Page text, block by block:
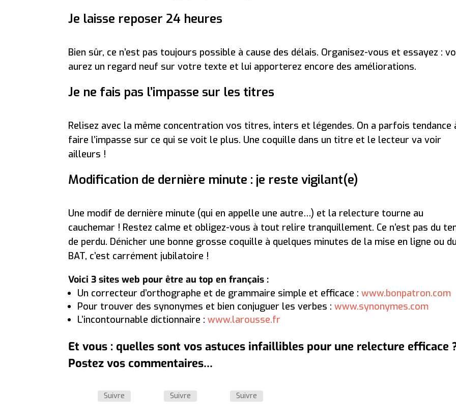
Je laisse reposer 24 heures
Bien sûr, ce n’est pas toujours possible à cause des délais. Organisez-vous et essayez :
aurez un regard neuf sur votre texte et lui apporterez encore des améliorations.
Je ne fais pas l’impasse sur les titres
Relisez avec la même concentration vos titres, inters et légendes. On a parfois tendance
faire l’impasse sur ce qui se voit le plus. Une coquille dans un titre et le lecteur va voir
ailleurs !
Modification de dernière minute : je reste vigilant(e)
Une modif de dernière minute (qui en appelle une autre…) et la relecture tourne au
cauchemar ! Restez calme et obligez-vous à tout relire tranquillement. Ce n’est pas du
de perdu. Dénicher une bonne grosse coquille à quelques minutes de la mise en ligne ou du
BAT, c’est carrément jubilatoire !
Voici 3 sites web pour être au top en français :
Un correcteur d’orthographe et de grammaire simple et efficace :www.bonpatron.com
Pour trouver des synonymes et bien conjuguer les verbes :www.synonymes.com
L’incontournable dictionnaire :www.larousse.fr
Et vous : quelles sont vos astuces infaillibles pour une relecture efficace
Postez vos commentaires…
Suivre Suivre Suivre